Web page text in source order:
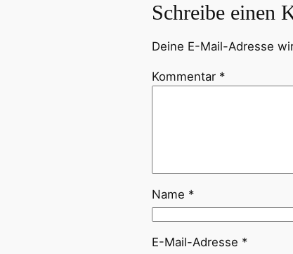
Schreibe einen
Deine E-Mail-Adresse
Kommentar *
Name *
E-Mail-Adresse *